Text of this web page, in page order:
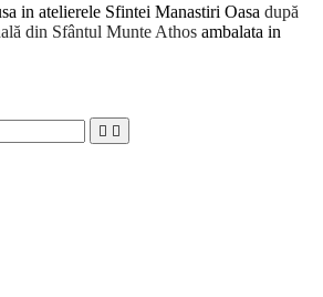
in atelierele Sfintei Manastiri Oasa după
din Sfântul Munte Athos ambalata in
 